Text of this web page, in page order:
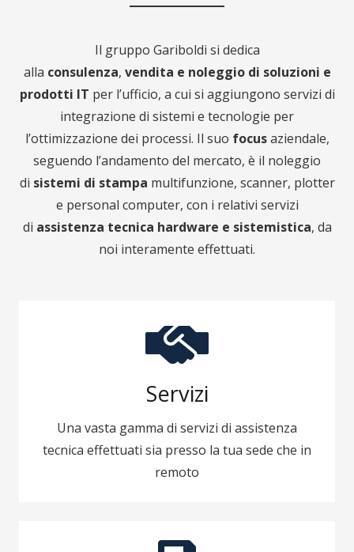
Il gruppo Gariboldi si dedica
alla consulenza, vendita e noleggio di soluzioni e
prodotti IT per l’ufficio, a cui si aggiungono servizi di
integrazione di sistemi e tecnologie per
l’ottimizzazione dei processi. Il suo focusaziendale,
seguendo l’andamento del mercato, è il noleggio
di sistemi di stampa multifunzione, scanner, plotter
e personal computer, con i relativi servizi
di assistenza tecnica hardware e sistemistica, da
noi interamente effettuati.
Servizi
Una vasta gamma di servizi di assistenza
tecnica effettuati sia presso la tua sede che in
remoto